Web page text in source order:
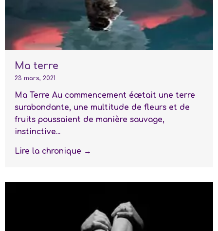
Ma terre
23 mars, 2021
Ma Terre Au commencement éætait une terre
surabondante, une multitude de fleurs et de
fruits poussaient de manière sauvage,
instinctive...
Lire la chronique →